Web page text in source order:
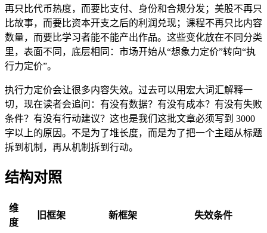
再只比代币热度，而要比支付、身份和合规分发；美股不再只
比故事，而要比资本开支之后的利润兑现；课程不再只比内容
数量，而要比学习者能不能产出作品。这些变化放在不同分类
里，表面不同，底层相同：市场开始从“想象力定价”转向“执
行力定价”。
执行力定价会让很多内容失效。过去可以用宏大词汇解释一
切，现在读者会追问：有没有数据？有没有成本？有没有失败
条件？有没有行动建议？这也是我们这批文章必须写到 3000
字以上的原因。不是为了堆长度，而是为了把一个主题从标题
拆到机制，再从机制拆到行动。
结构对照
维
度
旧框架 新框架 失效条件